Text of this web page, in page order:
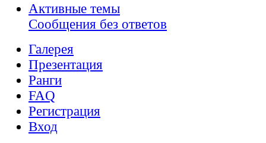
Активные темы
Сообщения без ответов
Галерея
Презентация
Ранги
FAQ
Регистрация
Вход